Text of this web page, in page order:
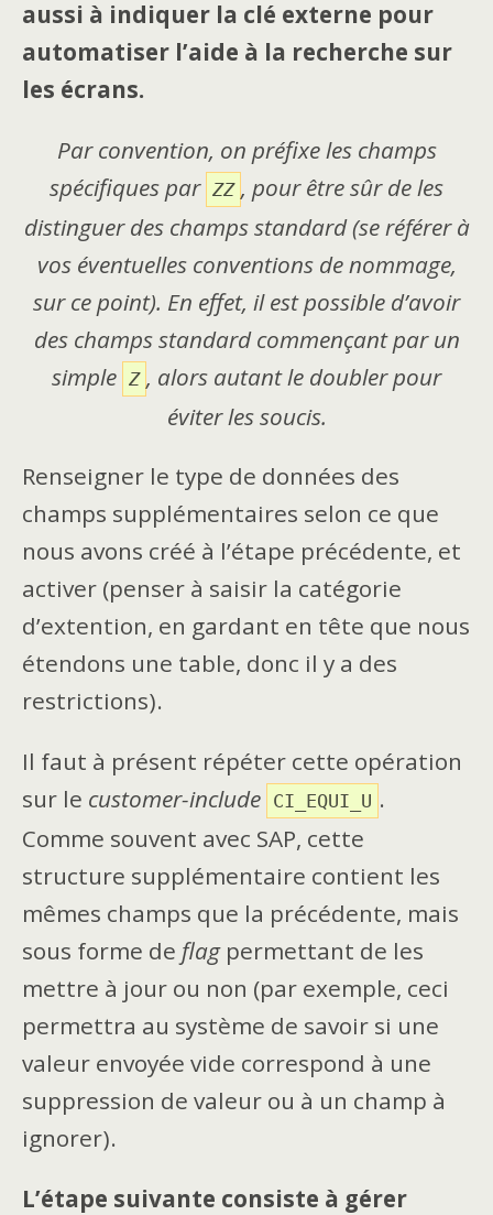
aussi à indiquer la clé externe pour
automatiser l’aide à la recherche sur
les écrans.
Par convention, on préfixe les champs
spécifiques par ZZ , pour être sûr de les
distinguer des champs standard (se référer à
vos éventuelles conventions de nommage,
sur ce point). En effet, il est possible d’avoir
des champs standard commençant par un
simple Z , alors autant le doubler pour
éviter les soucis.
Renseigner le type de données des
champs supplémentaires selon ce que
nous avons créé à l’étape précédente, et
activer (penser à saisir la catégorie
d’extention, en gardant en tête que nous
étendons une table, donc il y a des
restrictions).
Il faut à présent répéter cette opération
sur le customer-include CI_EQUI_U .
Comme souvent avec SAP, cette
structure supplémentaire contient les
mêmes champs que la précédente, mais
sous forme de flagpermettant de les
mettre à jour ou non (par exemple, ceci
permettra au système de savoir si une
valeur envoyée vide correspond à une
suppression de valeur ou à un champ à
ignorer).
L’étape suivante consiste à gérer